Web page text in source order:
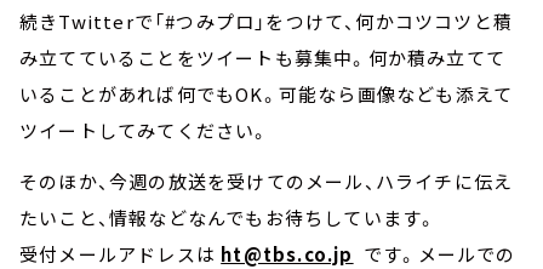
続きTwitterで「#つみプロ」をつけて、何かコツコツと積
み立てていることをツイートも募集中。何か積み立てて
いることがあれば何でもOK。可能なら画像なども添えて
ツイートしてみてください。
そのほか、今週の放送を受けてのメール、ハライチに伝え
たいこと、情報などなんでもお待ちしています。
受付メールアドレスは ht@tbs.co.jp です。メールでの